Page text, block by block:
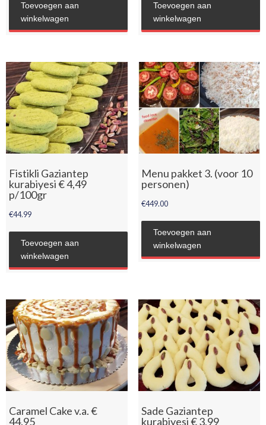
Toevoegen aan
winkelwagen
Toevoegen aan
winkelwagen
Fistikli Gaziantep
kurabiyesi € 4,49
p/100gr
€44.99
Toevoegen aan
winkelwagen
Menu pakket 3. (voor 10
personen)
€449.00
Toevoegen aan
winkelwagen
Caramel Cake v.a. €
44.95
Sade Gaziantep
kurabiyesi € 3,99